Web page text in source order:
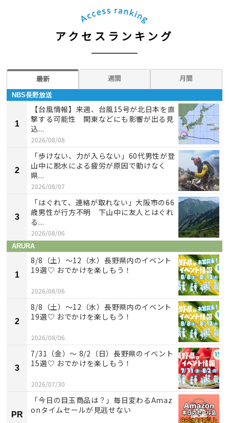
アクセスランキング
最新 週間 月間
NBS長野放送
1
【台風情報】来週、台風15号が北日本を直
撃する可能性 関東などにも影響が出る見
込...
2026/08/08
2
「歩けない、力が入らない」60代男性が登
山中に脱水による疲労が原因で動けなく
県...
2026/08/07
3
「はぐれて、連絡が取れない」大阪市の66
歳男性が行方不明 下山中に友人とはぐれ
る...
2026/08/06
ARURA
1
8/8（土）〜12（水）長野県内のイベント
19選♡ おでかけを楽しもう！
2026/08/06
2
8/8（土）〜12（水）長野県内のイベント
19選♡ おでかけを楽しもう！
2026/08/06
3
7/31（金）～ 8/2（日）長野県のイベント
15選♡ おでかけを楽しもう！
2026/07/30
PR
「今日の目玉商品は？」毎日変わるAmaz
onタイムセールが見逃せない